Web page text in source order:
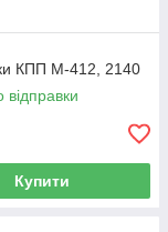
КПП М-412, 2140
відправки
Купити